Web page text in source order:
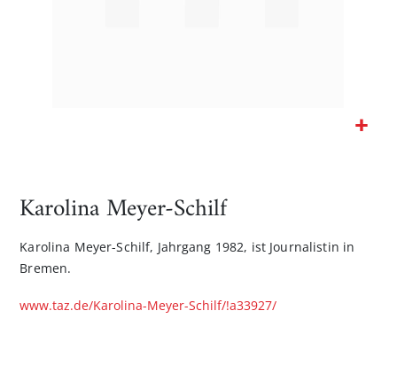
Bildgalerie
Karolina Meyer-Schilf
Karolina Meyer-Schilf, Jahrgang 1982, ist Journalistin in
Bremen.
www.taz.de/Karolina-Meyer-Schilf/!a33927/